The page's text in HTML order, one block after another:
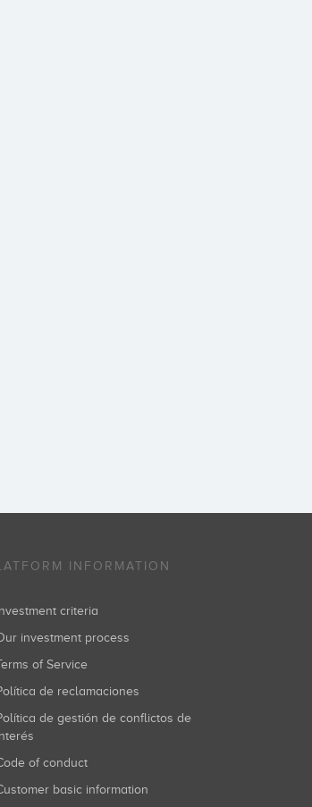
INFORMATION
Investment criteria
Our investment process
Terms of Service
Política de reclamaciones
de
Code of conduct
Customer basic information